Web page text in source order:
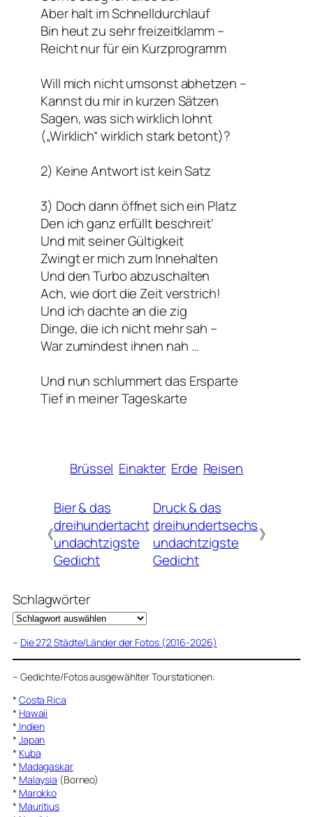
Aber halt im Schnelldurchlauf
Bin heut zu sehr freizeitklamm –
Reicht nur für ein Kurzprogramm
Will mich nicht umsonst abhetzen –
Kannst du mir in kurzen Sätzen
Sagen, was sich wirklich lohnt
(„Wirklich“ wirklich stark betont)?
2) Keine Antwort ist kein Satz
3) Doch dann öffnet sich ein Platz
Den ich ganz erfüllt beschreit‘
Und mit seiner Gültigkeit
Zwingt er mich zum Innehalten
Und den Turbo abzuschalten
Ach, wie dort die Zeit verstrich!
Und ich dachte an die zig
Dinge, die ich nicht mehr sah –
War zumindest ihnen nah …
Und nun schlummert das Ersparte
Tief in meiner Tageskarte
Brüssel Einakter Erde Reisen
《
Bier & das
dreihundertacht
undachtzigste
Gedicht
Druck & das
dreihundertsechs
undachtzigste
Gedicht
》
Schlagwörter
– Die 272 Städte/Länder der Fotos (2016-2026)
– Gedichte/Fotos ausgewählter Tourstationen:
* Costa Rica
* Hawaii
* Indien
* Japan
* Kuba
* Madagaskar
* Malaysia (Borneo)
* Marokko
* Mauritius